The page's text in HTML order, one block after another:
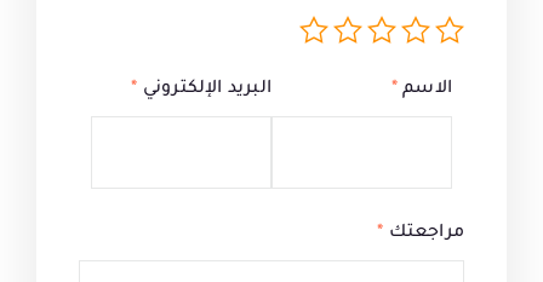
مراجعتك *
الاسم* البريد الإلكتروني *